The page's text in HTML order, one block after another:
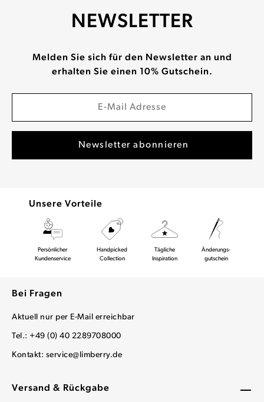
Versand & Rückgabe
NEWSLETTER
Melden Sie sich für den Newsletter an und
erhalten Sie einen 10% Gutschein.
Unsere Vorteile
Persönlicher
Kundenservice
Handpicked
Collection
Tägliche
Inspiration
Änderungs-
gutschein
Bei Fragen
Aktuell nur per E-Mail erreichbar
Tel.: +49 (0) 40 2289708000
Kontakt: service@limberry.de